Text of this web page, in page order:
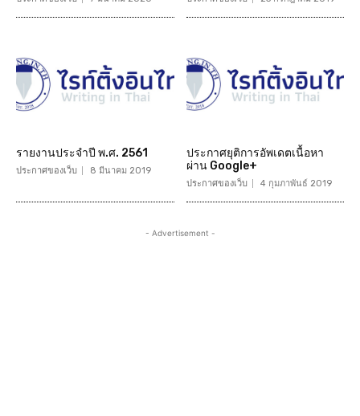
รายงานประจำปี พ.ศ. 2561
ประกาศของเว็บ 8 มีนาคม 2019
ประกาศยุติการอัพเดตเนื้อหา
ผ่าน Google+
ประกาศของเว็บ 4 กุมภาพันธ์ 2019
- Advertisement -